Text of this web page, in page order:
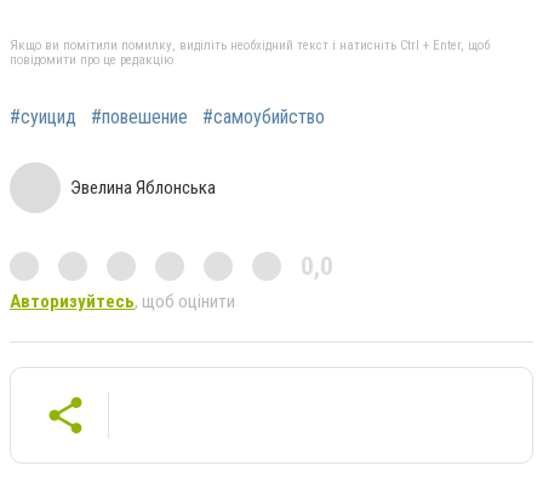
Якщо ви помітили помилку, виділіть необхідний текст і натисніть Ctrl + Enter, щоб
повідомити про це редакцію
#суицид #повешение #самоубийство
Эвелина Яблонська
0,0
Авторизуйтесь, щоб оцінити